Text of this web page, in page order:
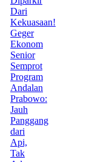
Dari
Kekuasaan!
Geger
Ekonom
Senior
Semprot
Program
Andalan
Prabowo:
Jauh
Panggang
dari
Api,
Tak